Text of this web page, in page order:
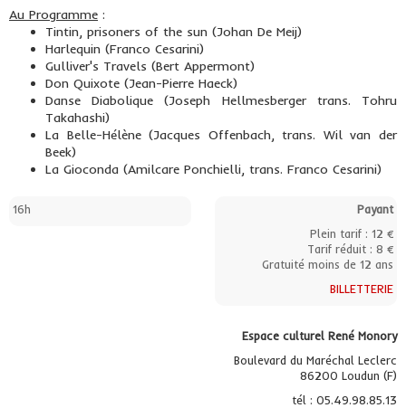
Au Programme :
Tintin, prisoners of the sun (Johan De Meij)
Harlequin (Franco Cesarini)
Gulliver's Travels (Bert Appermont)
Don Quixote (Jean-Pierre Haeck)
Danse Diabolique (Joseph Hellmesberger trans. Tohru
Takahashi)
La Belle-Hélène (Jacques Offenbach, trans. Wil van der
Beek)
La Gioconda (Amilcare Ponchielli, trans. Franco Cesarini)
16h
Payant
Plein tarif : 12 €
Tarif réduit : 8 €
Gratuité moins de 12 ans
BILLETTERIE
Espace culturel René Monory
Boulevard du Maréchal Leclerc
86200 Loudun (F)
tél : 05.49.98.85.13